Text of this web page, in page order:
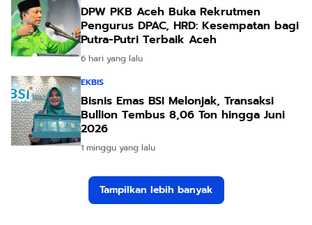
DPW PKB Aceh Buka Rekrutmen
Pengurus DPAC, HRD: Kesempatan bagi
Putra-Putri Terbaik Aceh
6 hari yang lalu
EKBIS
Bisnis Emas BSI Melonjak, Transaksi
Bullion Tembus 8,06 Ton hingga Juni
2026
1 minggu yang lalu
Tampilkan lebih banyak